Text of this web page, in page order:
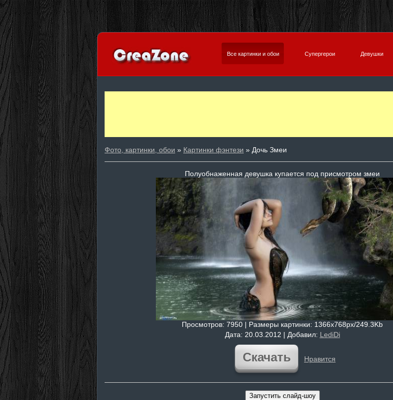
Все картинки и обои Супергерои Девушки
Фото, картинки, обои » Картинки фэнтези » Дочь Змеи
Полуобнаженная девушка купается под присмотром змеи
Просмотров: 7950 | Размеры картинки: 1366x768px/249.3Kb
Дата: 20.03.2012 | Добавил: LediDi
Скачать Нравится